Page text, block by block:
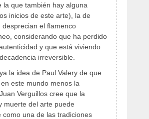
la que también hay alguna
inicios de este arte), la de
desprecian el flamenco
considerando que ha perdido
y que está viviendo
irreversible.
la idea de Paul Valery de que
este mundo menos la
Verguillos cree que la
muerte del arte puede
como una de las tradiciones